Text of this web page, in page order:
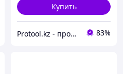
Купить
Protool.kz - продажа электроинструмента, ручные строительные и садовые инструменты 83%